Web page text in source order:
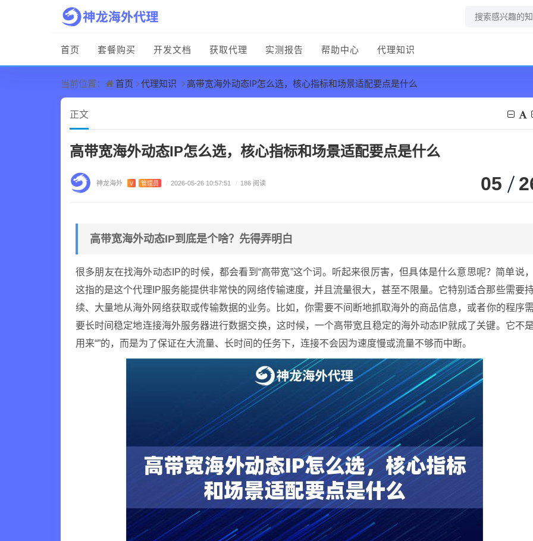
首页 套餐购买 开发文档 获取代理 实测报告 帮助中心 代理知识
当前位置： 首页 代理知识 高带宽海外动态IP怎么选，核心指标和场景适配要点是什么
正文
高带宽海外动态IP怎么选，核心指标和场景适配要点是什么
神龙海外 V 管理员 / 2026-05-26 10:57:51 / 186 阅读 05
高带宽海外动态IP到底是个啥？先得弄明白
很多朋友在找海外动态IP的时候，都会看到“高带宽”这个词。听起来很厉害，但具体是什么意思呢？简单说，
这指的是这个代理IP服务能提供非常快的网络传输速度，并且流量很大，甚至不限量。它特别适合那些需要
续、大量地从海外网络获取或传输数据的业务。比如，你需要不间断地抓取海外的商品信息，或者你的程序需
要长时间稳定地连接海外服务器进行数据交换，这时候，一个高带宽且稳定的海外动态IP就成了关键。它不是
用来“”的，而是为了保证在大流量、长时间的任务下，连接不会因为速度慢或流量不够而中断。